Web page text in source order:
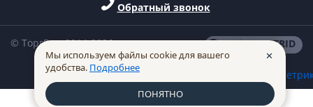
Обратный звонок
made inINTRID
© ТоргВрн 2014-2026
Мы используем файлы cookie для вашего
удобства. Подробнее
✕
ПОНЯТНО